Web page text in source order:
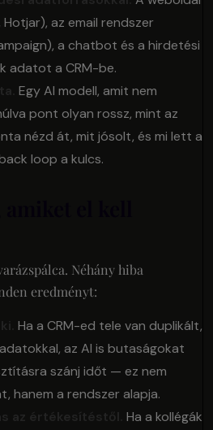
az email rendszer
a chatbot és a hirdetési
adatot a CRM-be.
Egy AI modell, amit nem
pont olyan rossz, mint az
nézd át, mit jósolt, és mi lett a
loop a kulcs.
Néhány hiba
eredményt:
Ha a CRM-ed tele van duplikált,
az AI is butaságokat
szánj időt — ez nem
hanem a rendszer alapja.
az értékesítéstől.
Ha a kollégák